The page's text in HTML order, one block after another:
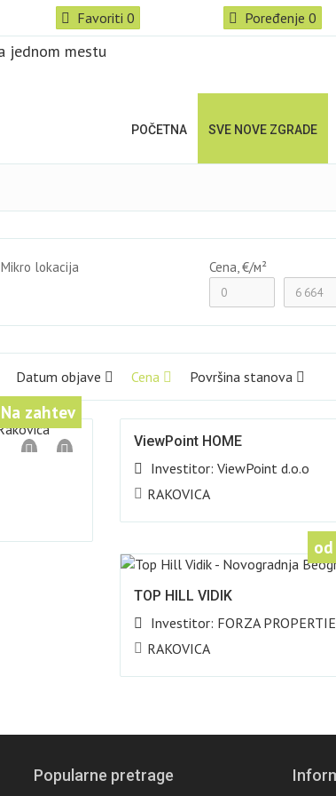
Favoriti0 Poređenje 0
POČETNA SVE NOVE ZGRADE
Mikro lokacija Cena, €/м²
Datum objave Cena Površina stanova
Na zahtev
ViewPoint HOME
Investitor: ViewPoint d.o.o
RAKOVICA
TOP HILL VIDIK
Investitor: FORZA
RAKOVICA
Popularne pretrage